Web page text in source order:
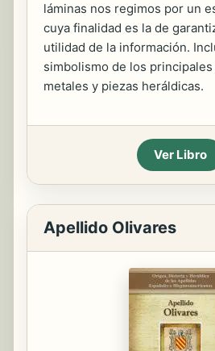
láminas nos regimos por un
cuya finalidad es la de
utilidad de la información.
simbolismo de los principales
metales y piezas heráldicas.
Ver Libro
Apellido Olivares